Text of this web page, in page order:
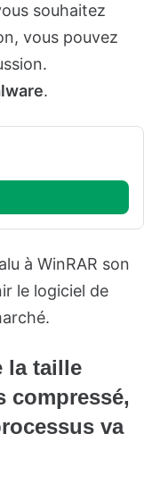
souhaitez
vous pouvez
.
à WinRAR son
le logiciel de
la taille
compressé,
va